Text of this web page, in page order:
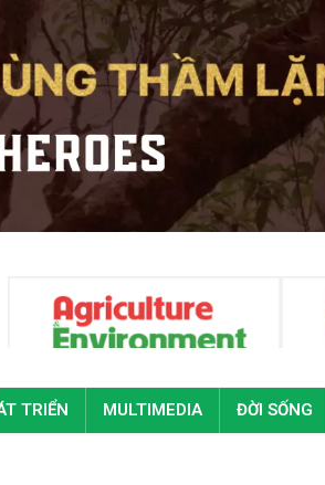
TRIỂN MULTIMEDIA ĐỜI SỐNG